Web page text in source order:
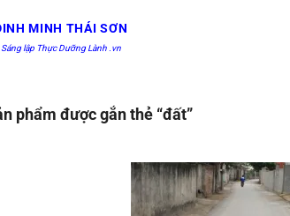
MINH THÁI SƠN
Sáng lập Thực Dưỡng Lành .vn
phẩm được gắn thẻ “đất”